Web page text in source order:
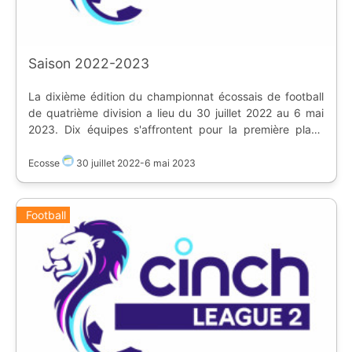
Saison 2022-2023
La dixième édition du championnat écossais de football
de quatrième division a lieu du 30 juillet 2022 au 6 mai
2023. Dix équipes s'affrontent pour la première place
en play-off. La dernière équipe joue en play-down.
Promu de Lowland Football League * Bonnyrigg Rose
Athletic | Equipe | Stade | |--------|-------| | [flag:s]
Albion Rovers | [Cliftonhill]
(https://www.ostadium.com/stadium/4126/cliftonhill-
stadium) | | [flag:s] Annan Athletic | [Galabank]
(https://www.ostadium.com/stadium/4127/galabank) | |
[flag:s] Bonnyrigg Rose Athletic | [New Dundas Park]
(https://www.ostadium.com/stadium/5209/new-dundas-
park) | | [flag:s] Dumbarton FC | [Dumbarton Football
Stadium]
Ecosse 30 juillet 2022-6 mai 2023
Football